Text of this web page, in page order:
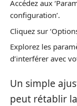
Accédez aux
configuration’.
Cliquez sur
Explorez les
d’interférer avec
Un simple
peut rétablir